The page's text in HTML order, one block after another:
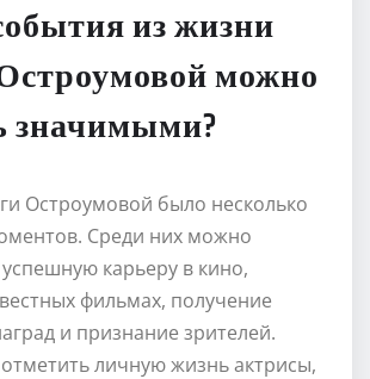
из жизни
можно
значимыми?
Остроумовой было несколько
Среди них можно
карьеру в кино,
фильмах, получение
и признание зрителей.
личную жизнь актрисы,